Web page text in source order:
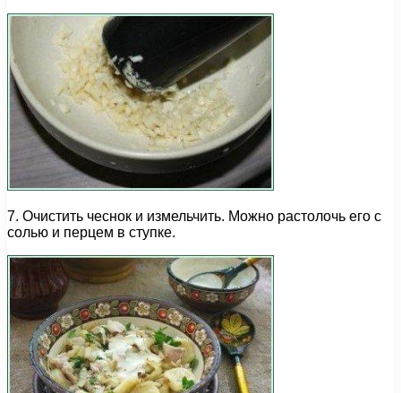
7. Очистить чеснок и измельчить. Можно растолочь его с
солью и перцем в ступке.